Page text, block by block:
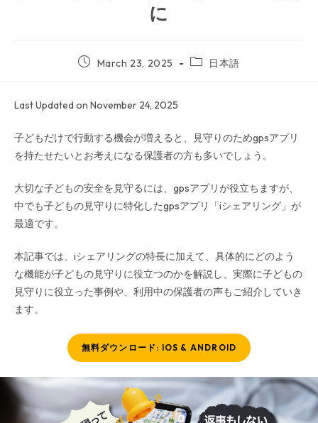
に
March 23, 2025 日本語
Last Updated on November 24, 2025
子どもだけで行動する機会が増えると、見守りのためgpsアプリ
を持たせたいとお考えになる保護者の方も多いでしょう。
大切な子どもの安全を見守るには、gpsアプリが役立ちますが、
中でも子どもの見守りに特化したgpsアプリ「iシェアリング」が
最適です。
本記事では、iシェアリングの特長に加えて、具体的にどのよう
な機能が子どもの見守りに役立つのかを解説し、実際に子どもの
見守りに役立った事例や、利用中の保護者の声もご紹介していき
ます。
無料ダウンロード: IOS & ANDROID